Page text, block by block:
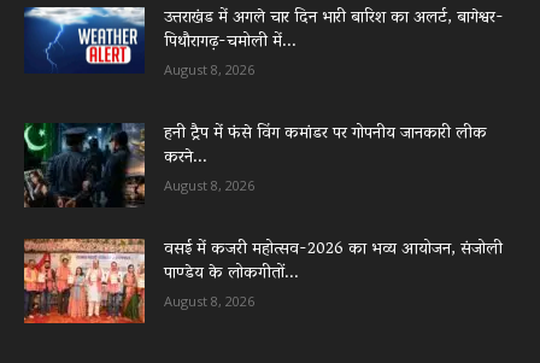
उत्तराखंड में अगले चार दिन भारी बारिश का अलर्ट, बागेश्वर-
पिथौरागढ़-चमोली में...
August 8, 2026
हनी ट्रैप में फंसे विंग कमांडर पर गोपनीय जानकारी लीक
करने...
August 8, 2026
वसई में कजरी महोत्सव-2026 का भव्य आयोजन, संजोली
पाण्डेय के लोकगीतों...
August 8, 2026